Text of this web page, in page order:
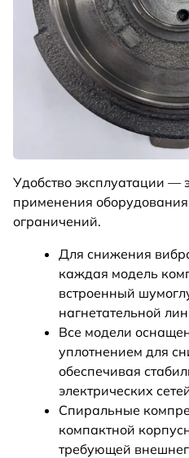
Удобство эксплуатации —
применения
ограничений.
Для снижения
каждая модель
встроенный
нагнетательной
Все модели
уплотнением для
обеспечивая
электрических
Спиральные
компактной
требующей